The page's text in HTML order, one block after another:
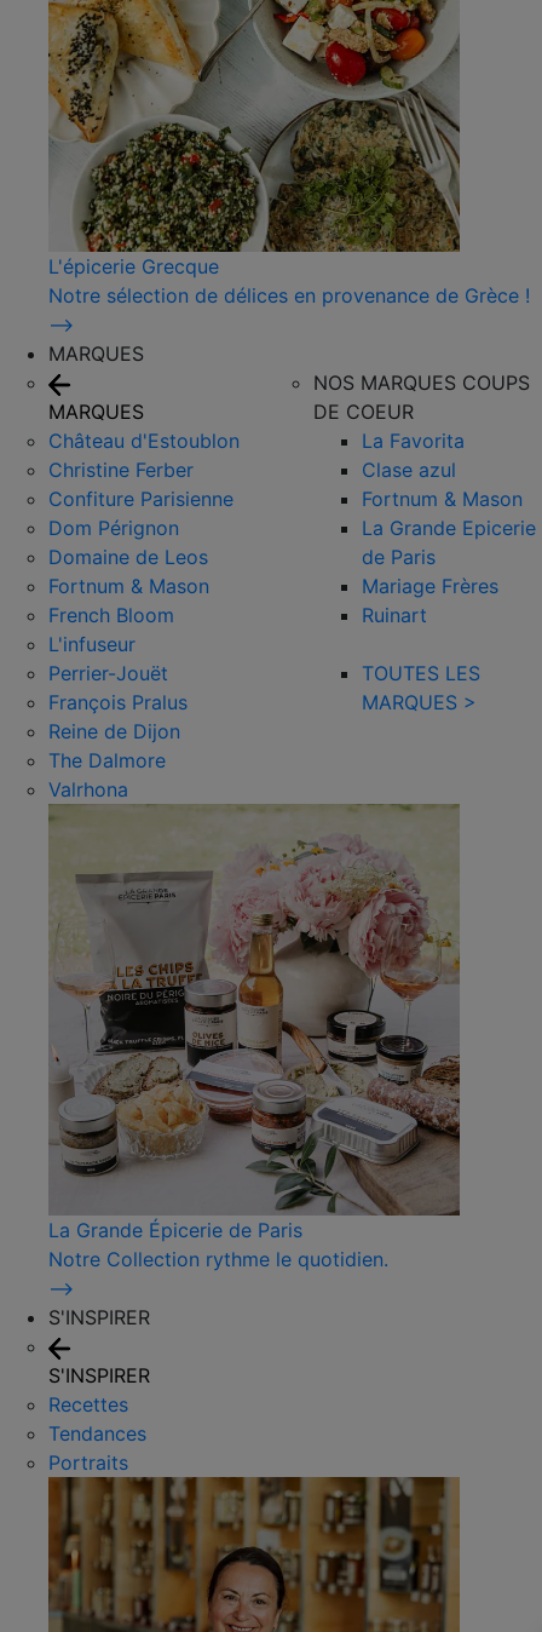
L'épicerie Grecque
Notre sélection de délices en provenance de Grèce !
⟶
MARQUES
MARQUES
Château d'Estoublon
Christine Ferber
Confiture Parisienne
Dom Pérignon
Domaine de Leos
Fortnum & Mason
French Bloom
L'infuseur
Perrier-Jouët
François Pralus
Reine de Dijon
The Dalmore
Valrhona
NOS MARQUES COUPS
DE COEUR
La Favorita
Clase azul
Fortnum & Mason
La Grande Epicerie
de Paris
Mariage Frères
Ruinart
TOUTES LES
MARQUES >
La Grande Épicerie de Paris
Notre Collection rythme le quotidien.
⟶
S'INSPIRER
S'INSPIRER
Recettes
Tendances
Portraits